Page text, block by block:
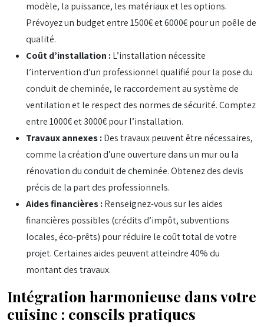
modèle, la puissance, les matériaux et les options.
Prévoyez un budget entre 1500€ et 6000€ pour un poêle de
qualité.
Coût d’installation :L’installation nécessite
l’intervention d’un professionnel qualifié pour la pose du
conduit de cheminée, le raccordement au système de
ventilation et le respect des normes de sécurité. Comptez
entre 1000€ et 3000€ pour l’installation.
Travaux annexes :Des travaux peuvent être nécessaires,
comme la création d’une ouverture dans un mur ou la
rénovation du conduit de cheminée. Obtenez des devis
précis de la part des professionnels.
Aides financières :Renseignez-vous sur les aides
financières possibles (crédits d’impôt, subventions
locales, éco-prêts) pour réduire le coût total de votre
projet. Certaines aides peuvent atteindre 40% du
montant des travaux.
Intégration harmonieuse dans votre
cuisine : conseils pratiques